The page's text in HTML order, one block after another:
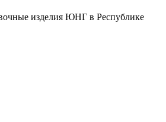
изделия ЮНГ в Республике